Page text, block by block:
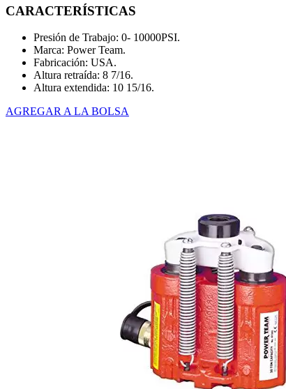
CARACTERÍSTICAS
Presión de Trabajo: 0- 10000PSI.
Marca: Power Team.
Fabricación: USA.
Altura retraída: 8 7/16.
Altura extendida: 10 15/16.
AGREGAR A LA BOLSA